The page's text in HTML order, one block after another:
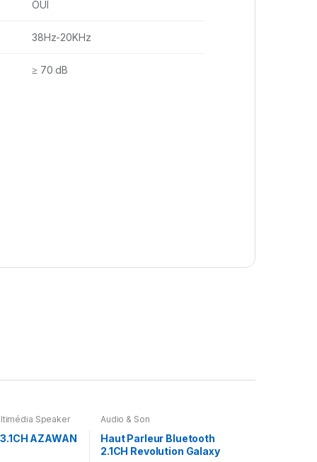
OUI
38Hz-20KHz
≥ 70 dB
Speaker
AZAWAN
Audio & Son
Haut Parleur Bluetooth
2.1CH Revolution Galaxy